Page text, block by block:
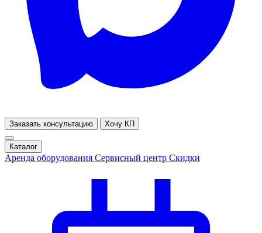
Заказать консультацию Хочу КП
Каталог
Аренда оборудования Сервисный центр Скидки